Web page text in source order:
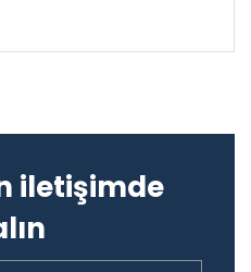
iletişimde